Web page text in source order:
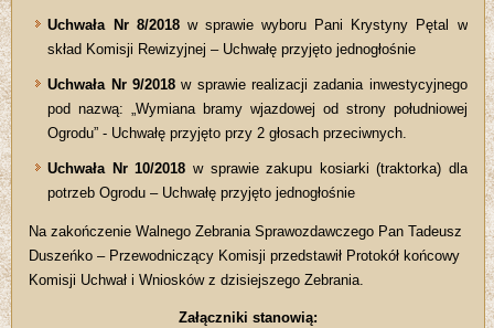
Uchwała Nr 8/2018w sprawie wyboru Pani Krystyny Pętal w
skład Komisji Rewizyjnej – Uchwałę przyjęto jednogłośnie
Uchwała Nr 9/2018 w sprawie realizacji zadania inwestycyjnego
pod nazwą: „Wymiana bramy wjazdowej od strony południowej
Ogrodu” - Uchwałę przyjęto przy 2 głosach przeciwnych.
Uchwała Nr 10/2018 w sprawie zakupu kosiarki (traktorka) dla
potrzeb Ogrodu – Uchwałę przyjęto jednogłośnie
Na zakończenie Walnego Zebrania Sprawozdawczego Pan Tadeusz
Duszeńko – Przewodniczący Komisji przedstawił Protokół końcowy
Komisji Uchwał i Wniosków z dzisiejszego Zebrania.
Załączniki stanowią: